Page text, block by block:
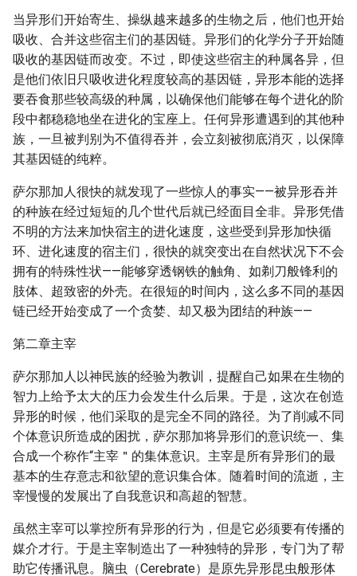
当异形们开始寄生、操纵越来越多的生物之后，他们也开始
吸收、合并这些宿主们的基因链。异形们的化学分子开始随
吸收的基因链而改变。不过，即使这些宿主的种属各异，但
是他们依旧只吸收进化程度较高的基因链，异形本能的选择
要吞食那些较高级的种属，以确保他们能够在每个进化的阶
段中都稳稳地坐在进化的宝座上。任何异形遭遇到的其他种
族，一旦被判别为不值得吞并，会立刻被彻底消灭，以保障
其基因链的纯粹。
萨尔那加人很快的就发现了一些惊人的事实——被异形吞并
的种族在经过短短的几个世代后就已经面目全非。异形凭借
不明的方法来加快宿主的进化速度，这些受到异形加快循
环、进化速度的宿主们，很快的就突变出在自然状况下不会
拥有的特殊性状——能够穿透钢铁的触角、如剃刀般锋利的
肢体、超致密的外壳。在很短的时间内，这么多不同的基因
链已经开始变成了一个贪婪、却又极为团结的种族——
第二章主宰
萨尔那加人以神民族的经验为教训，提醒自己如果在生物的
智力上给予太大的压力会发生什么后果。于是，这次在创造
异形的时候，他们采取的是完全不同的路径。为了削减不同
个体意识所造成的困扰，萨尔那加将异形们的意识统一、集
合成一个称作“主宰＂的集体意识。主宰是所有异形们的最
基本的生存意志和欲望的意识集合体。随着时间的流逝，主
宰慢慢的发展出了自我意识和高超的智慧。
虽然主宰可以掌控所有异形的行为，但是它必须要有传播的
媒介才行。于是主宰制造出了一种独特的异形，专门为了帮
助它传播讯息。脑虫（Cerebrate）是原先异形昆虫般形体